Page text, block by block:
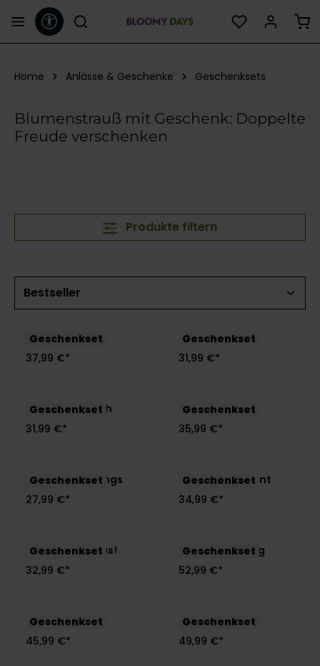
springenWerkzeugleiste anzeigen
Home Anlässe & Geschenke Geschenksets
Blumenstrauß mit Geschenk: Doppelte
Freude verschenken
Produkte filtern
Geschenkset
Glücksgefühle
37,99 €*
Geschenkset
Forever
31,99 €*
Geschenkset
Blumen für Dich
31,99 €*
Geschenkset
Blütenkraft
35,99 €*
Geschenkset
Golden Greetings
27,99 €*
Geschenkset
Kuschelmoment
34,99 €*
Geschenkset
Wünsch' Dir was!
32,99 €*
Geschenkset
You're Amazing
52,99 €*
Geschenkset
Hello Baby Girl
45,99 €*
Geschenkset
Hello Baby Boy
49,99 €*